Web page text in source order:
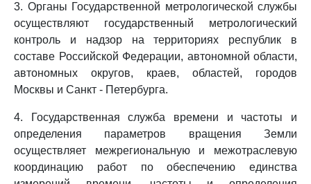
3. Органы Государственной метрологической службы
осуществляют государственный метрологический
контроль и надзор на территориях республик в
составе Российской Федерации, автономной области,
автономных округов, краев, областей, городов
Москвы и Санкт - Петербурга.
4. Государственная служба времени и частоты и
определения параметров вращения Земли
осуществляет межрегиональную и межотраслевую
координацию работ по обеспечению единства